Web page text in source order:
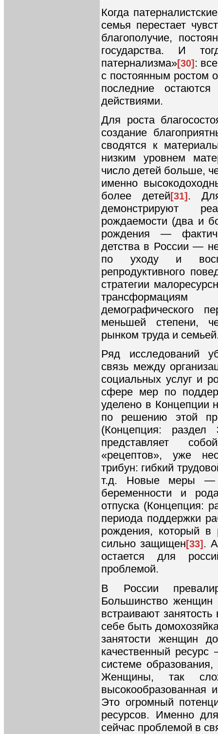
Когда
семья перестает
благополучие,
государства. И
патернализма»[30] :
с постоянным ростом
последние
действиями.
Для роста
создание
сводятся к
низким уровнем
число детей больше,
именно
более детей[31] .
демонстрируют
рождаемости (два и
рождения —
детства в России —
по уходу и
репродуктивного
стратегии
демографического
меньшей степени,
рынком труда и
Ряд исследований
связь между
социальных услуг и
сфере мер по
уделено в Концепции
по решению этой
(Концепция:
представляет
«рецептов», уже
трибун: гибкий
т.д. Новые меры —
беременности и
отпуска (Концепция:
периода поддержки
рождения, который в
сильно защищен[33] .
остается для
проблемой.
В России
Большинство женщин
встраивают
себе быть
занятости женщин
качественный
системе
Женщины, так
высокообразованная
Это огромный
ресурсов. Именно
сейчас проблемой в